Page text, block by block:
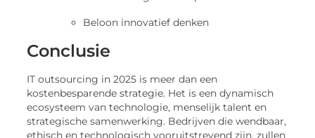
Beloon innovatief denken
Conclusie
IT outsourcing in 2025 is meer dan een
kostenbesparende strategie. Het is een dynamisch
ecosysteem van technologie, menselijk talent en
strategische samenwerking. Bedrijven die wendbaar,
ethisch en technologisch vooruitstrevend zijn, zullen